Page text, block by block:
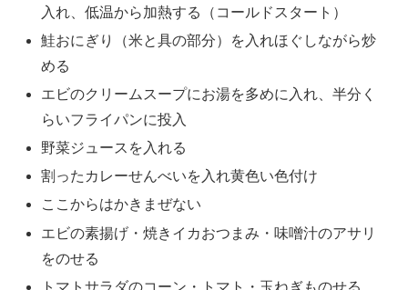
入れ、低温から加熱する（コールドスタート）
鮭おにぎり（米と具の部分）を入れほぐしながら炒
める
エビのクリームスープにお湯を多めに入れ、半分く
らいフライパンに投入
野菜ジュースを入れる
割ったカレーせんべいを入れ黄色い色付け
ここからはかきまぜない
エビの素揚げ・焼きイカおつまみ・味噌汁のアサリ
をのせる
トマトサラダのコーン・トマト・玉ねぎものせる